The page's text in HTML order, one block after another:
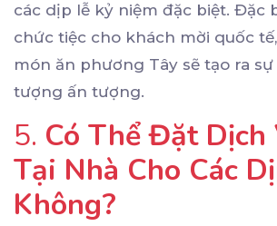
các dịp lễ kỷ niệm đặc biệt. Đặc
chức tiệc cho khách mời quốc
món ăn phương Tây sẽ tạo ra sự
tượng ấn tượng.
5. Có Thể Đặt Dịch
Tại Nhà Cho Các
Không?